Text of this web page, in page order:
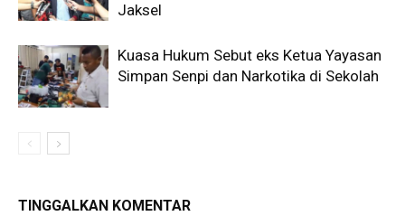
Jaksel
Kuasa Hukum Sebut eks Ketua Yayasan
Simpan Senpi dan Narkotika di Sekolah
TINGGALKAN KOMENTAR